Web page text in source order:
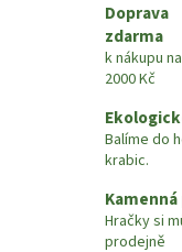
Doprava
zdarma
k nákupu
2000 Kč
Balíme do
krabic.
Hračky si
prodejně